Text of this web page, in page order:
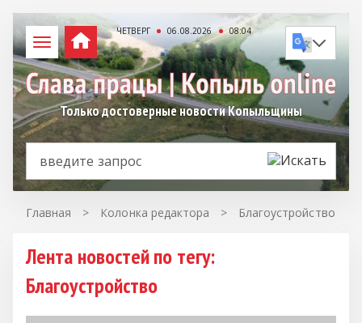
ЧЕТВЕРГ 06.08.2026 08:04
Только достоверные новости Копыльщины
Главная > Колонка редактора > Благоустройство
Лента новостей по тегу:
Благоустройство